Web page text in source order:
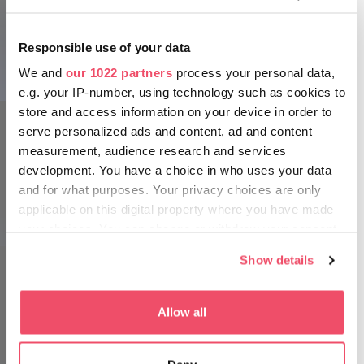
Responsible use of your data
We and our 1022 partners process your personal data,
e.g. your IP-number, using technology such as cookies to
store and access information on your device in order to
serve personalized ads and content, ad and content
measurement, audience research and services
development. You have a choice in who uses your data
and for what purposes. Your privacy choices are only
applicable on this digital property where you have made
If you allow, we would also like to:
which can be accurate to within several meters
Show details
Allow all
Ekocentrum pri jazere Tisza
Jazero Tisza
krajinou, podobnú krásu ponúkajú aj jeho upravené pláže.
pri obciach Tiszanána-Dinnyéshát. Ako už aj názov
napovedá, pláž sa vďaka zelenému okoliu a azúrovej vode
vyznačuje nevšedným pokojom. Ponúka však aj širokú škálu
možností aktívneho oddychu, okolie môžete objavovať
napríklad na vodnom bicykli, na kajaku alebo na bicykli. Ale
pláž s pozvoľným vstupom do vody, obklopená zeleňou
očarí každého.